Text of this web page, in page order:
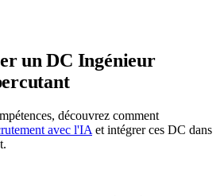
un DC Ingénieur
découvrez comment
avec l'IA et intégrer ces DC dans